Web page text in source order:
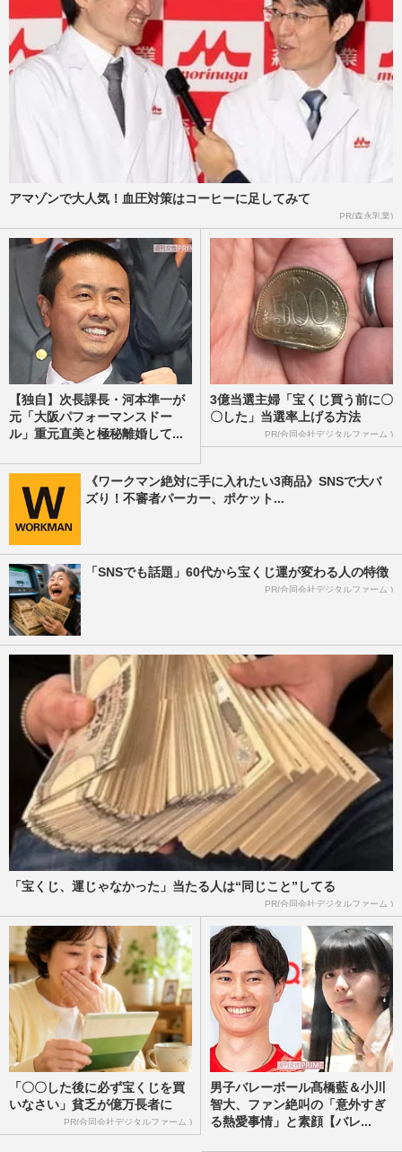
俳優・星野真里、長女の指定難病『先天性
ミオパチー』で「世界の見え方が変わっ
た」母が綴った記録と娘と歩…
週刊女性2026年2月24日号 2026/2/15
《関東人が選んだ「面白いと思う」芸人ラ
ンキング》有吉弘行・オードリーらを抑え
た1位は「人を傷つけない…
週刊女性2026年2月3日号
《関西人が選んだ「面白いと思う」芸人ラ
ンキング》千鳥やかまいたち、明石家さん
まらを抑えた1位は「性格…
週刊女性2026年2月3日号 2026/1/26
アマゾンで大人気！血圧対策はコーヒーに足してみて
PR(森永乳業)
【独自】次長課長・河本準一が
元「大阪パフォーマンスドー
ル」重元直美と極秘離婚して...
3億当選主婦「宝くじ買う前に〇
〇した」当選率上げる方法
PR(合同会社デジタルファーム )
《ワークマン絶対に手に入れたい3商品》SNSで大バ
ズり！不審者パーカー、ポケット...
「SNSでも話題」60代から宝くじ運が変わる人の特徴
PR(合同会社デジタルファーム )
「宝くじ、運じゃなかった」当たる人は“同じこと”してる
PR(合同会社デジタルファーム )
「〇〇した後に必ず宝くじを買
いなさい」貧乏が億万長者に
PR(合同会社デジタルファーム )
男子バレーボール髙橋藍＆小川
智大、ファン絶叫の「意外すぎ
る熱愛事情」と素顔【バレ...